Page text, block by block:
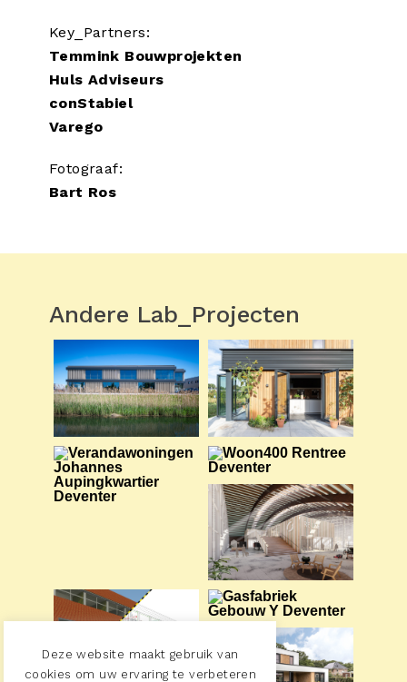
Key_Partners:
Temmink Bouwprojekten
Huls Adviseurs
conStabiel
Varego
Fotograaf:
Bart Ros
Andere Lab_Projecten
Deze website maakt gebruik van
cookies om uw ervaring te verbeteren